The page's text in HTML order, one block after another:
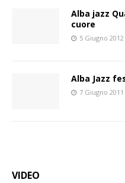
Alba jazz
cuore
5 Giugno 2012
Alba Jazz
7 Giugno 2011
VIDEO